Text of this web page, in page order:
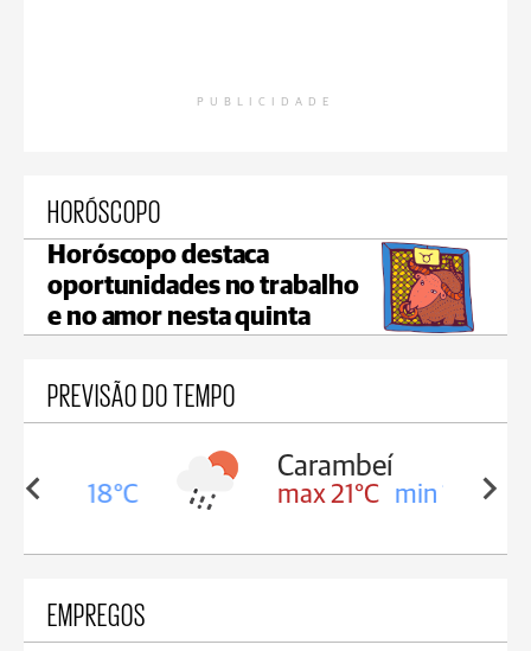
PUBLICIDADE
HORÓSCOPO
Horóscopo destaca
oportunidades no trabalho
e no amor nesta quinta
PREVISÃO DO TEMPO
18°C
Carambeí
max 21°C min 18°C
EMPREGOS